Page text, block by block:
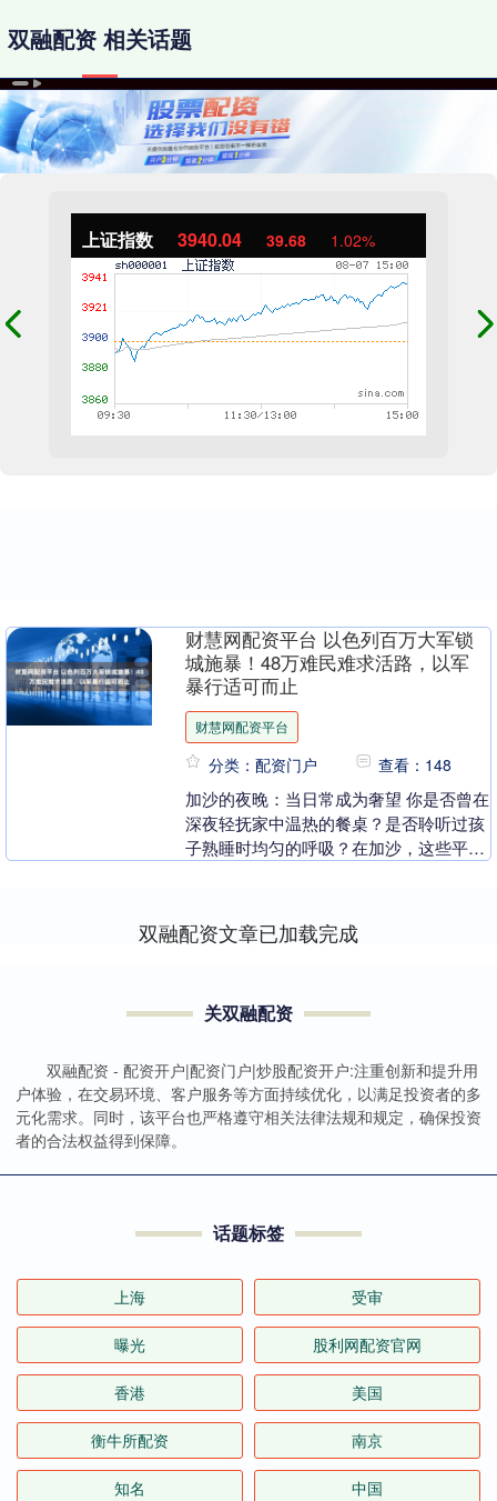
上证指数 3940.04 39.68 1.02%
双融配资 相关话题
财慧网配资平台 以色列百万大军锁
城施暴！48万难民难求活路，以军
暴行适可而止
财慧网配资平台
分类：配资门户 查看：148
加沙的夜晚：当日常成为奢望 你是否曾在
深夜轻抚家中温热的餐桌？是否聆听过孩
子熟睡时均匀的呼吸？在加沙，这些平凡
双融配资文章已加载完成
关双融配资
双融配资 - 配资开户|配资门户|炒股配资开户:注重创新和提升用
户体验，在交易环境、客户服务等方面持续优化，以满足投资者的多
元化需求。同时，该平台也严格遵守相关法律法规和规定，确保投资
者的合法权益得到保障。
话题标签
上海 受审
曝光 股利网配资官网
香港 美国
衡牛所配资 南京
知名 中国